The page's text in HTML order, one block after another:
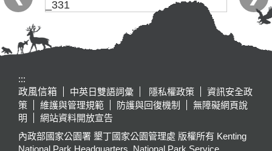
:::
政風信箱
中英日雙語詞彙 隱私權政策
資訊安全政
策
維護與管理規範 防護與回復機制
無障礙網頁說
明
網站資料開放宣告
內政部國家公園署 墾丁國家公園管理處 版權所有 Kenting
National Park Headquarters, National Park Service,